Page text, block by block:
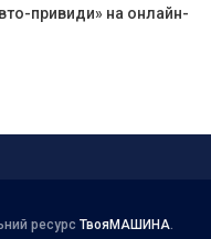
привиди» на онлайн-
ресурс ТвояМАШИНА.